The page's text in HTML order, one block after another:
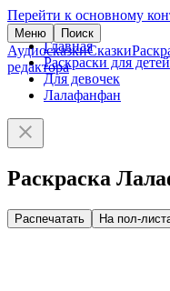
Перейти к основному
Меню Поиск
АудиосказкиСказки
редактора
Главная
Раскраски для детей
Для девочек
Лалафанфан
Раскраска
Распечатать На пол-